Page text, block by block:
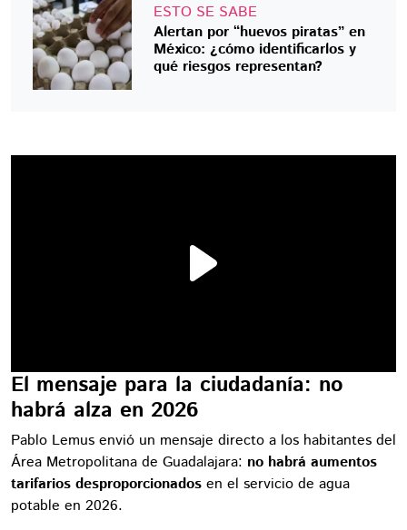
ESTO SE SABE
Alertan por “huevos piratas” en
México: ¿cómo identificarlos y
qué riesgos representan?
El mensaje para la ciudadanía: no
habrá alza en 2026
Pablo Lemus envió un mensaje directo a los habitantes del
Área Metropolitana de Guadalajara: no habrá aumentos
tarifarios desproporcionados en el servicio de agua
potable en 2026.